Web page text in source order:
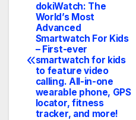
Navegación
de
entradas
dokiWatch: The
World’s Most
Advanced
Smartwatch For Kids
– First-ever
smartwatch for kids
to feature video
calling. All-in-one
wearable phone, GPS
locator, fitness
tracker, and more!